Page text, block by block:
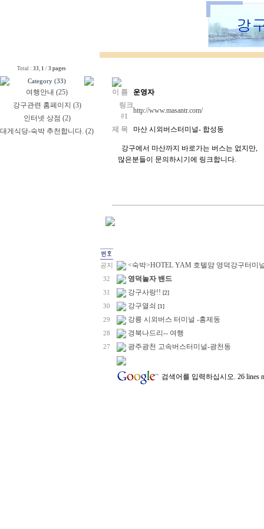
Total : 33, 1 / 3 pages
Category (33)
여행안내 (25)
강구관련 홈페이지 (3)
인터넷 상점 (2)
대게식당-숙박 추천합니다. (2)
이 름 운영자
링크
#1
http://www.masantr.com/
제 목 마산 시외버스터미널- 합성동
강구에서 마산까지 바로가는 버스는 없지만,
많은분들이 문의하시기에 링크합니다.
공지 <숙박>HOTEL YAM 호텔얌 영덕강구터미
32 영덕놀자 밴드
31 강구사랑!! [2]
30 강구열쇠 [1]
29 강릉 시외버스 터미널 -홍제동
28 경북나드리-- 여행
27 광주광천 고속버스터미널-광천동
검색어를 입력하십시오. 26 lines